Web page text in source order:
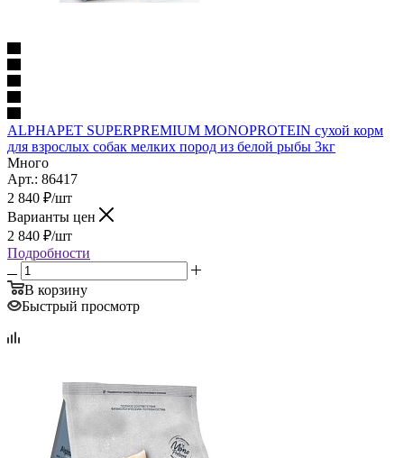
ALPHAPET SUPERPREMIUM MONOPROTEIN сухой корм
для взрослых собак мелких пород из белой рыбы 3кг
Много
Арт.: 86417
2 840 ₽/шт
Варианты цен
2 840 ₽/шт
Подробности
В корзину
Быстрый просмотр